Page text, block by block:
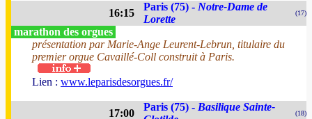
16:15
Paris (75) - Notre-Dame de
Lorette
(17)
marathon des orgues
présentation par Marie-Ange Leurent-Lebrun, titulaire du
premier orgue Cavaillé-Coll construit à Paris.
Lien : www.leparisdesorgues.fr/
17:00
Paris (75) - Basilique Sainte-
(18)